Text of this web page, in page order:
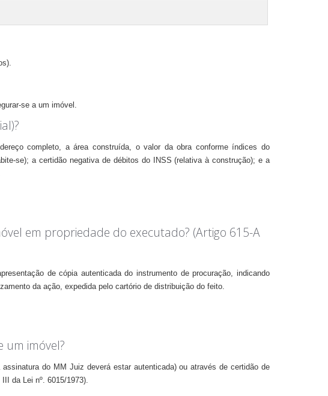
-se a um imóvel.
completo, a área construída, o valor da obra conforme índices do
se); a certidão negativa de débitos do INSS (relativa à construção); e a
em propriedade do executado? (Artigo 615-A
de cópia autenticada do instrumento de procuração, indicando
da ação, expedida pelo cartório de distribuição do feito.
imóvel?
do MM Juiz deverá estar autenticada) ou através de certidão de
da Lei nº. 6015/1973).